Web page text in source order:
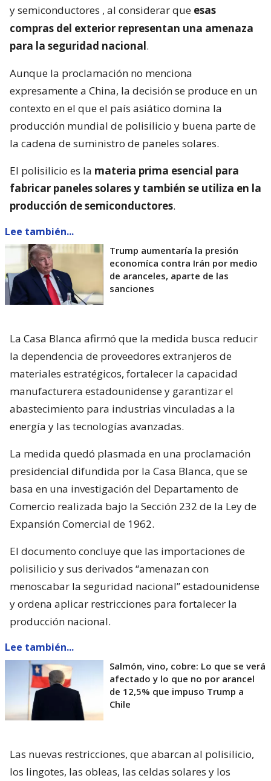
y semiconductores , al considerar que esas
compras del exterior representan una amenaza
para la seguridad nacional.
Aunque la proclamación no menciona
expresamente a China, la decisión se produce en un
contexto en el que el país asiático domina la
producción mundial de polisilicio y buena parte de
la cadena de suministro de paneles solares.
El polisilicio es la materia prima esencial para
fabricar paneles solares y también se utiliza en la
producción de semiconductores.
Lee también...
Trump aumentaría la presión
economíca contra Irán por medio
de aranceles, aparte de las
sanciones
La Casa Blanca afirmó que la medida busca reducir
la dependencia de proveedores extranjeros de
materiales estratégicos, fortalecer la capacidad
manufacturera estadounidense y garantizar el
abastecimiento para industrias vinculadas a la
energía y las tecnologías avanzadas.
La medida quedó plasmada en una proclamación
presidencial difundida por la Casa Blanca, que se
basa en una investigación del Departamento de
Comercio realizada bajo la Sección 232 de la Ley de
Expansión Comercial de 1962.
El documento concluye que las importaciones de
polisilicio y sus derivados “amenazan con
menoscabar la seguridad nacional” estadounidense
y ordena aplicar restricciones para fortalecer la
producción nacional.
Lee también...
Salmón, vino, cobre: Lo que se verá
afectado y lo que no por arancel
de 12,5% que impuso Trump a
Chile
Las nuevas restricciones, que abarcan al polisilicio,
los lingotes, las obleas, las celdas solares y los